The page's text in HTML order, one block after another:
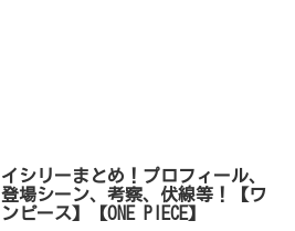
イシリーまとめ！プロフィール、
登場シーン、考察、伏線等！【ワ
ンピース】【ONE PIECE】